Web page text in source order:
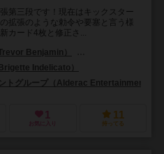
第三段です！現在はキックスター
拡張のような勅令や要塞と言う様
カード4枚と修正さ...
Benjamin）
Indelicato）
トグループ（Alderac Entertainment
1
お気に入り
11
持ってる